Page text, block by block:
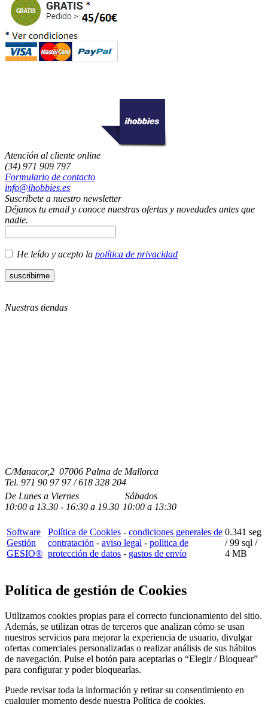
Atención al cliente online
(34) 971 909 797
Formulario de contacto
info@ihobbies.es
Suscríbete a nuestro newsletter
Déjanos tu email y conoce nuestras ofertas y novedades antes que
nadie.
He leído y acepto la política de privacidad
Nuestras tiendas
C/Manacor,2 07006 Palma de Mallorca
Tel. 971 90 97 97 / 618 328 204
De Lunes a Viernes
10:00 a 13.30 - 16:30 a 19.30
Sábados
10:00 a 13:30
Software
Gestión
GESIO®
Política de Cookies - condiciones generales de
contratación - aviso legal - política de
protección de datos - gastos de envío
0.341 seg
/99 sql /
4 MB
Política de gestión de Cookies
Utilizamos cookies propias para el correcto funcionamiento del sitio.
Además, se utilizan otras de terceros que analizan cómo se usan
nuestros servicios para mejorar la experiencia de usuario, divulgar
ofertas comerciales personalizadas o realizar análisis de sus hábitos
de navegación. Pulse el botón para aceptarlas o “Elegir / Bloquear”
para configurar y poder bloquearlas.
Puede revisar toda la información y retirar su consentimiento en
cualquier momento desde nuestra Política de cookies.